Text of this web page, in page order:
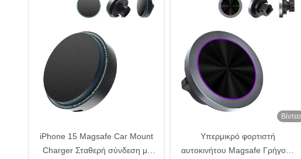
iPhone 15 Magsafe Car Mount
Charger Σταθερή σύνδεση με
Βίντεο
Υπερμικρό φορτιστή
αυτοκινήτου Magsafe Γρήγορη